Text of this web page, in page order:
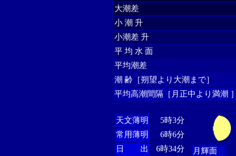
大潮差
小 潮 升
小潮差 升
平 均 水 面
平均潮差
潮 齢［朔望より大潮まで］
平均高潮間隔［月正中より満潮 ］
天文薄明
5時3分
常用薄明
6時6分
日 出
6時34分
月輝面